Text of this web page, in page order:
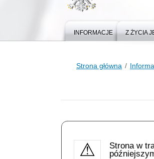
INFORMACJE Z ŻYCIA
Strona główna
Strona w